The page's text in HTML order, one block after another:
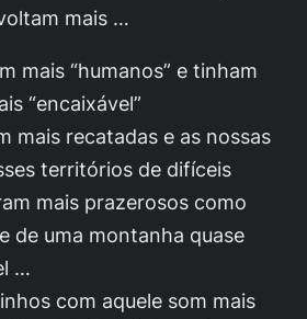
mais …
mais “humanos” e tinham
“encaixável”
mais recatadas e as nossas
territórios de difíceis
mais prazerosos como
de uma montanha quase
…
com aquele som mais